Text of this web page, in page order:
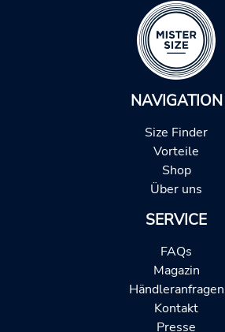
NAVIGATION
Size Finder
Vorteile
Shop
Über uns
SERVICE
FAQs
Magazin
Händleranfragen
Kontakt
Presse